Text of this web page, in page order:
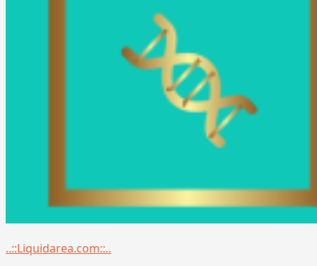
Menu
..::Liquidarea.com::..